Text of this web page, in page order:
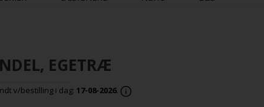
EGETRÆ
v/bestilling i dag: 17-08-2026.